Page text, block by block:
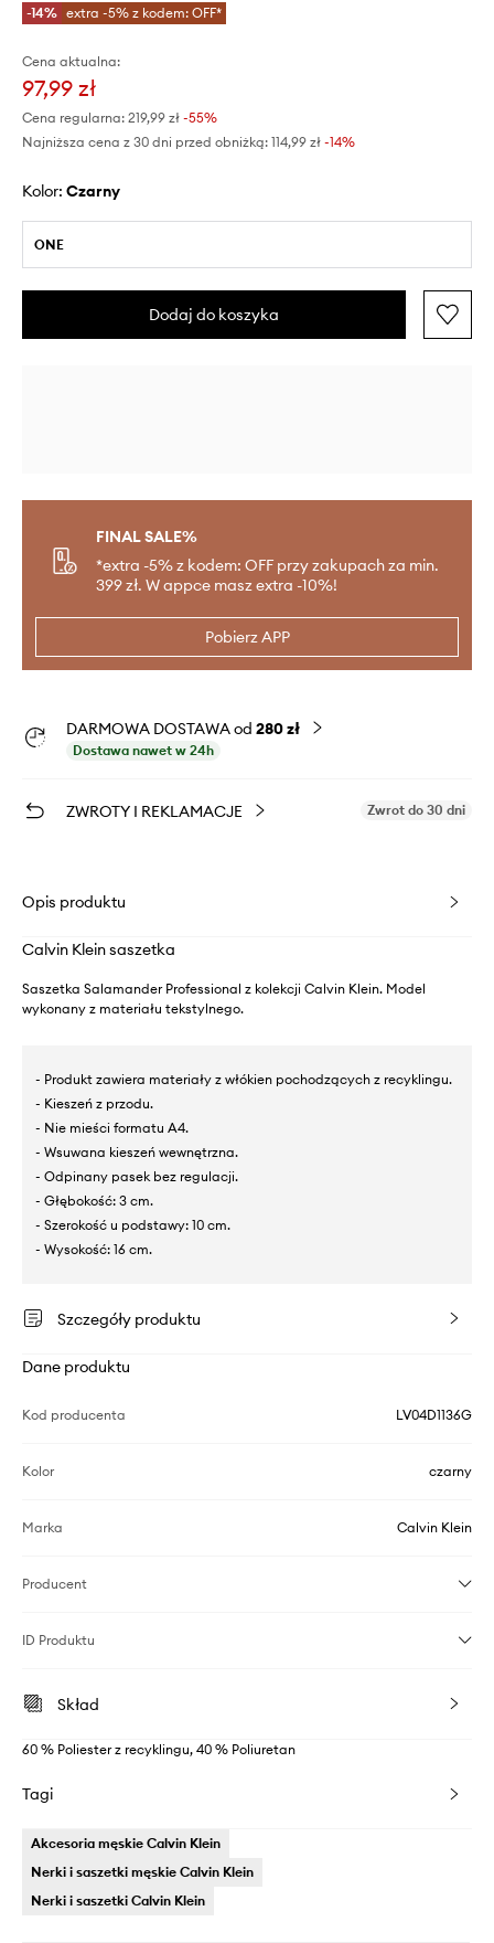
-14% extra -5% z kodem: OFF*
Cena aktualna:
97,99 zł
Cena regularna: 219,99 zł -55%
Najniższa cena z 30 dni przed obniżką: 114,99 zł -14%
Kolor: czarny
ONE
Dodaj do koszyka
FINAL SALE%
*extra -5% z kodem: OFF przy zakupach za min.
399 zł. W appce masz extra -10%!
Pobierz APP
DARMOWA DOSTAWA od 280 zł
Dostawa nawet w 24h
ZWROTY I REKLAMACJE Zwrot do 30 dni
Opis produktu
Calvin Klein saszetka
Saszetka Salamander Professional z kolekcji Calvin Klein. Model
wykonany z materiału tekstylnego.
- Produkt zawiera materiały z włókien pochodzących z recyklingu.
- Kieszeń z przodu.
- Nie mieści formatu A4.
- Wsuwana kieszeń wewnętrzna.
- Odpinany pasek bez regulacji.
- Głębokość: 3 cm.
- Szerokość u podstawy: 10 cm.
- Wysokość: 16 cm.
Szczegóły produktu
Dane produktu
Kod producenta LV04D1136G
Kolor czarny
Marka Calvin Klein
Producent
ID Produktu
Skład
60 % Poliester z recyklingu, 40 % Poliuretan
Tagi
Akcesoria męskie Calvin Klein
Nerki i saszetki męskie Calvin Klein
Nerki i saszetki Calvin Klein